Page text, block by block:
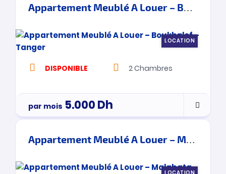
Appartement Meublé A Louer – Boukhalef – Tanger
LOCATION
DISPONIBLE 2Chambres
par mois 5.000Dh
Appartement Meublé A Louer – Malabata – Tanger